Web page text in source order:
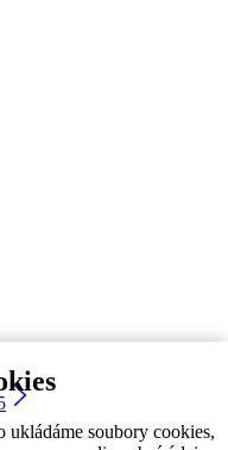
ukládáme soubory cookies,